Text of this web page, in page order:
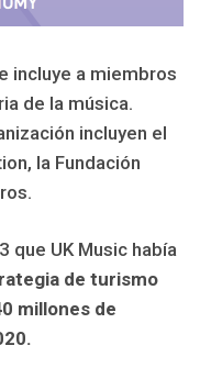
incluye a miembros
de la música.
incluyen el
la Fundación
que UK Music había
de turismo
millones de